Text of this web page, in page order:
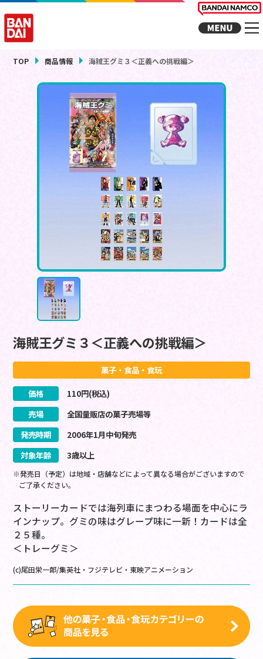
TOP 商品情報 海賊王グミ３＜正義への挑戦編＞
海賊王グミ３＜正義への挑戦編＞
菓子・食品・食玩
価格 110円(税込)
売場
全国量販店の菓子売場等
発売時期
2006年1月中旬発売
対象年齢
3歳以上
※発売日（予定）は地域・店舗などによって異なる場合がございますので
ご了承ください。
ストーリーカードでは海列車にまつわる場面を中心にラ
インナップ。グミの味はグレープ味に一新！カードは全
２５種。
＜トレーグミ＞
(c)尾田栄一郎/集英社・フジテレビ・東映アニメーション